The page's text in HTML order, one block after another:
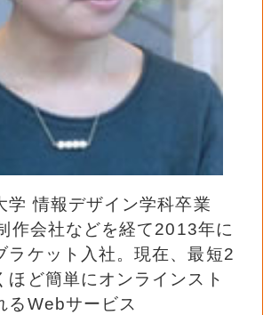
学 情報デザイン学科卒業
作会社などを経て2013年に
ラケット入社。現在、最短2
ほど簡単にオンラインスト
るWebサービス